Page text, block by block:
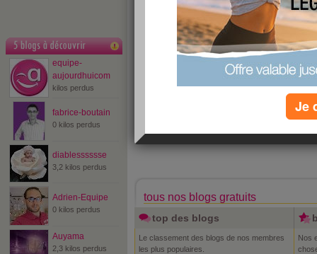
equipe-
aujourdhuicom
kilos perdus
fabrice-boutain
0 kilos perdus
diablesssssse
3,2 kilos perdus
Adrien-Equipe
0 kilos perdus
Auyama
2,3 kilos perdus
Blog de
Gardez le contact
soyez les
dossiers, chaînes,
tous nos blogs gratuits
top des blogs
Le classement des blogs de nos membres
les plus populaires.
Nos
Je